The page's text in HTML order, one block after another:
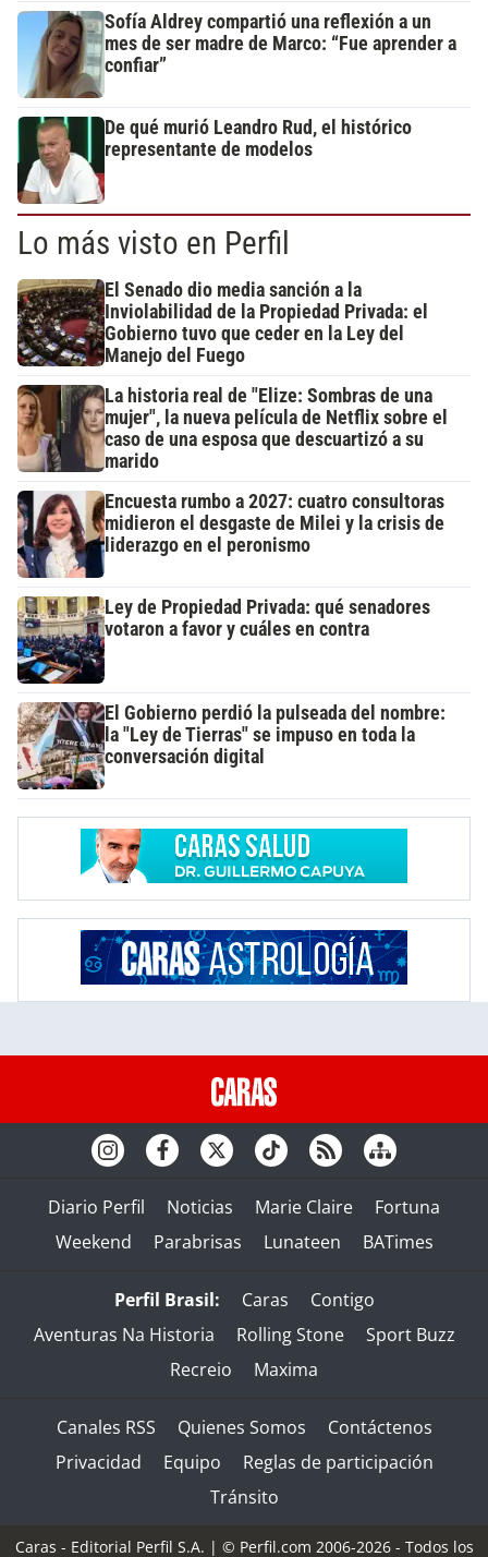
Sofía Aldrey compartió una reflexión a un
mes de ser madre de Marco: “Fue aprender a
confiar”
De qué murió Leandro Rud, el histórico
representante de modelos
Lo más visto en Perfil
El Senado dio media sanción a la
Inviolabilidad de la Propiedad Privada: el
Gobierno tuvo que ceder en la Ley del
Manejo del Fuego
La historia real de "Elize: Sombras de una
mujer", la nueva película de Netflix sobre el
caso de una esposa que descuartizó a su
marido
Encuesta rumbo a 2027: cuatro consultoras
midieron el desgaste de Milei y la crisis de
liderazgo en el peronismo
Ley de Propiedad Privada: qué senadores
votaron a favor y cuáles en contra
El Gobierno perdió la pulseada del nombre:
la "Ley de Tierras" se impuso en toda la
conversación digital
Diario Perfil Noticias Marie Claire
Fortuna
Weekend
Parabrisas Lunateen BATimes
Perfil Brasil: Caras
Contigo
Aventuras Na Historia
Rolling Stone
Sport Buzz
Recreio
Maxima
Canales RSS Quienes Somos
Contáctenos
Privacidad
Equipo
Reglas de participación
Tránsito
Caras - Editorial Perfil S.A. | © Perfil.com 2006-2026 - Todos los